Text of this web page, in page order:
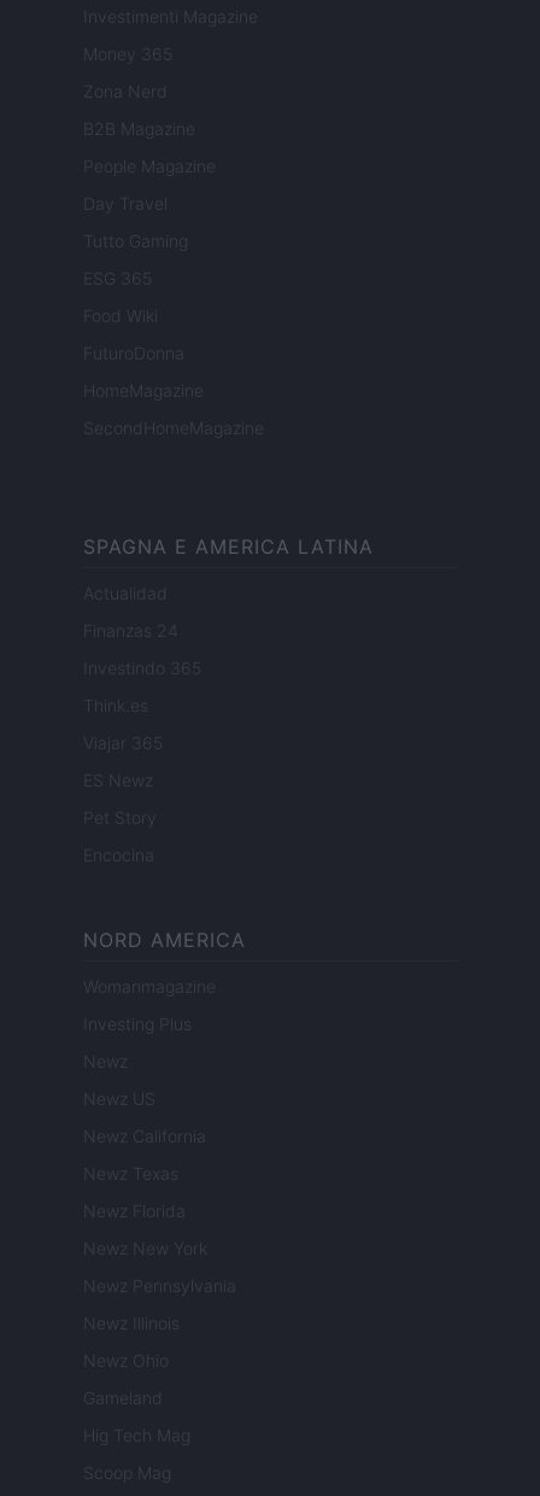
Investimenti Magazine
Money 365
Zona Nerd
B2B Magazine
People Magazine
Day Travel
Tutto Gaming
ESG 365
Food Wiki
FuturoDonna
HomeMagazine
SecondHomeMagazine
SPAGNA E AMERICA LATINA
Actualidad
Finanzas 24
Investindo 365
Think.es
Viajar 365
ES Newz
Pet Story
Encocina
NORD AMERICA
Womanmagazine
Investing Plus
Newz
Newz US
Newz California
Newz Texas
Newz Florida
Newz New York
Newz Pennsylvania
Newz Illinois
Newz Ohio
Gameland
Hig Tech Mag
Scoop Mag